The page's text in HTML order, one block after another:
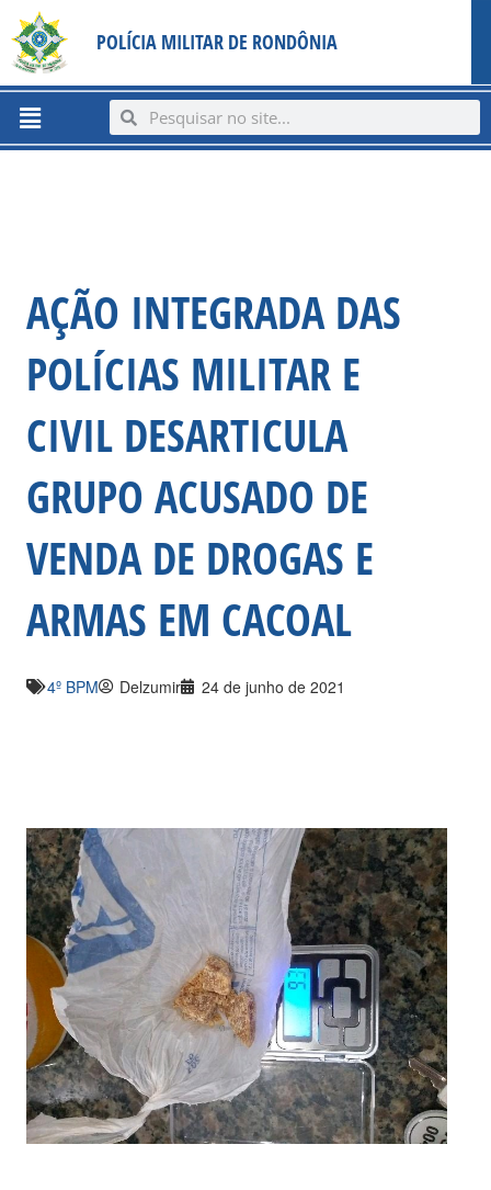
content
para
conteúdo
POLÍCIA MILITAR DE RONDÔNIA
Menu SearchSearch
AÇÃO INTEGRADA DAS
POLÍCIAS MILITAR E
CIVIL DESARTICULA
GRUPO ACUSADO DE
VENDA DE DROGAS E
ARMAS EM CACOAL
4º BPM Delzumir 24 de junho de 2021